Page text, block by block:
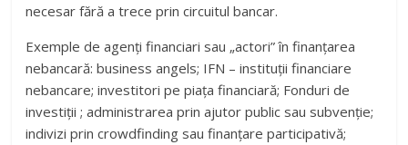
necesar fără a trece prin circuitul bancar.
Exemple de agenți financiari sau „actori” în finanțarea
nebancară: business angels; IFN – instituții financiare
nebancare; investitori pe piața financiară; Fonduri de
investiții ; administrarea prin ajutor public sau subvenție;
indivizi prin crowdfinding sau finanțare participativă;